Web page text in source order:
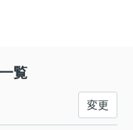
覧
変更